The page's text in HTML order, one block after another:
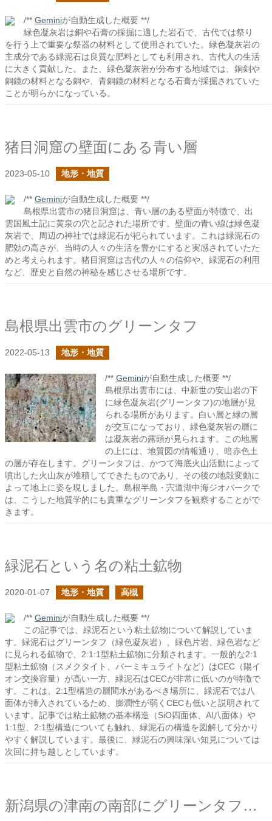
/** Geminiが自動生成した概要 **/
緑色凝灰岩は銅や石膏の採掘に適した岩石で、古代では祭り
を行う上で重要な祭器の材料として使用されていた。緑色凝灰岩の
主成分である緑泥石は良質な肥料としても利用され、古代人の生活
に大きく貢献した。また、緑色凝灰岩が分布する地域では、銅剣や
銅鏡の材料となる銅や、青銅鏡の材料となる石膏が採掘されていた
ことが明らかになっている。
猪目洞窟の壁面にある青い層
2023-05-10 地形・地質
/** Geminiが自動生成した概要 **/
島根県出雲市の猪目洞窟は、青い層のある壁面が特徴で、出
雲国風土記に黄泉の穴と記された場所です。壁面の青い線は緑色凝
灰岩で、周辺の神社では緑泥石が祀られています。これは緑泥石の
肥効の高さが、当時の人々の生活を豊かにすると実感されていたた
めと考えられます。猪目洞窟は古代の人々の信仰や、緑泥石の利用
など、歴史と自然の神秘を感じさせる場所です。
島根県出雲市のグリーンタフ
2022-05-13 地形・地質
/** Geminiが自動生成した概要 **/
島根県出雲市には、中新世の安山岩の下
に緑色凝灰岩(グリーンタフ)の地層が見
られる場所があります。白い層と緑の層
が交互になっており、緑色凝灰岩の層に
は凝灰岩の露頭が見られます。この地層
の上には、地質図の情報通り、暗赤色土
の層が存在します。グリーンタフは、かつて海底火山活動によって
噴出した火山灰が堆積してできたものであり、その後の地殻変動に
よって地上に姿を現しました。島根半島・宍道湖中海ジオパークで
は、こうした地質学的にも貴重なグリーンタフを観察することがで
きます。
緑泥石という名の粘土鉱物
2020-01-07 地形・地質 高槻
/** Geminiが自動生成した概要 **/
この記事では、緑泥石という粘土鉱物について解説していま
す。緑泥石はグリーンタフ（緑色凝灰岩）、緑色片岩、緑色岩など
に見られる鉱物で、2:1:1型粘土鉱物に分類されます。一般的な2:1
型粘土鉱物（スメクタイト、バーミキュライトなど）はCEC（陽イ
オン交換容量）が高い一方、緑泥石はCECが非常に低いのが特徴で
す。これは、2:1型構造の層間水があるべき場所に、緑泥石では八
面体が挿入されているため、膨潤性が弱くCECも低いと説明されて
います。記事では粘土鉱物の基本構造（SiO四面体、Al八面体）や
1:1型、2:1型構造についても触れ、緑泥石の構造を図解して分かり
やすく解説しています。最後に、緑泥石の興味深い知見については
次回に持ち越しとしています。
新潟県の津南の南部にグリーンタフがあるらしい